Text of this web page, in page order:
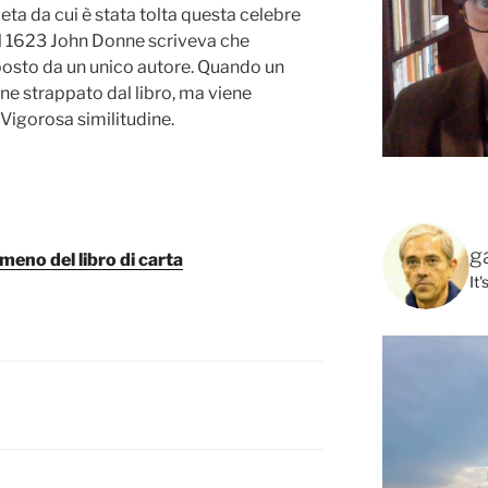
da cui è stata tolta questa celebre
1623 John Donne scriveva che
da un unico autore. Quando un
strappato dal libro, ma viene
similitudine.
del libro di carta